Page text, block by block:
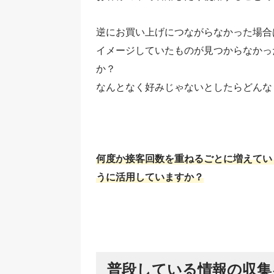
逆にお買い上げにつながらなかった場
イメージしていたものが見つからなか
か？
なんとなく好みじゃないとしたらどん
何度か接客回数を重ねるごとに増えて
うに活用していますか？
普段している情報の収